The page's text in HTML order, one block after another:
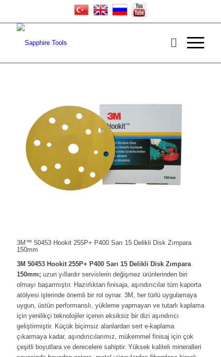
3M™ 50453 Hookit 255P+ P400 Sarı 15 Delikli Disk Zımpara
150mm
3M 50453 Hookit 255P+ P400 Sarı 15 Delikli Disk Zımpara
150mm; uzun yıllardır servislerin değişmez ürünlerinden biri
olmayı başarmıştır. Hazırlıktan finisaja, aşındırıcılar tüm kaporta
atölyesi işlerinde önemli bir rol oynar. 3M, her türlü uygulamaya
uygun, üstün performanslı, yükleme yapmayan ve tutarlı kaplama
için yenilikçi teknolojiler içeren eksiksiz bir dizi aşındırıcı
geliştirmiştir. Küçük biçimsiz alanlardan sert e-kaplama
çıkarmaya kadar, aşındırıcılarımız, mükemmel finisaj için çok
çeşitli boyutlara ve derecelere sahiptir. Yüksek kaliteli mineralleri